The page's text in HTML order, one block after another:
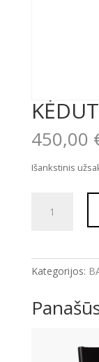
450,00
Išankstinis
kiekis:
Kategorijos: